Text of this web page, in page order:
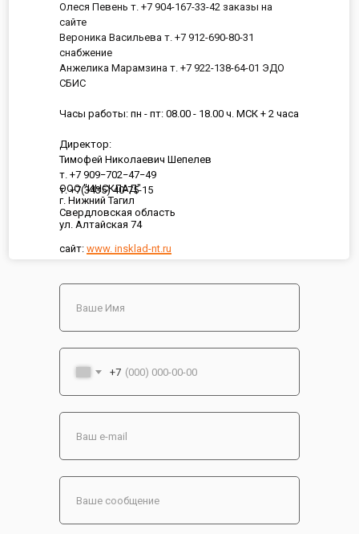
ООО "ИНСКЛАД"
г. Нижний Тагил
Свердловская область
ул. Алтайская 74
сайт: www. insklad-nt.ru
Олеся Певень т. +7 904-167-33-42 заказы на
сайте
Вероника Васильева т. +7 912-690-80-31
снабжение
Анжелика Марамзина т. +7 922-138-64-01 ЭДО
СБИС
Часы работы: пн - пт: 08.00 - 18.00 ч. МСК + 2 часа
Директор:
Тимофей Николаевич Шепелев
т. +7 909−702−47−49
т. +7(3435) 40-75-15
+7